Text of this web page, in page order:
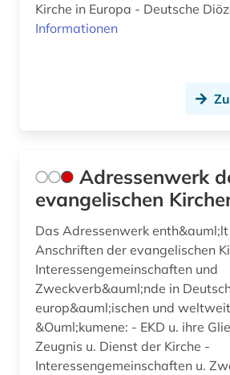
erlebnisberichte (1)
erwachsenenkatechismus (1)
erzbischof (1)
erzdiözese salzburg (1)
erziehungswissenschaft (1)
Kirche in Europa - Deutsche
Informationen
Adressenwerk
evangelischen
Das Adressenwerk
Anschriften der evangelischen
Interessengemeinschaften und
Zweckverb&auml;nde in
europ&auml;ischen und
&Ouml;kumene: - EKD u. ihre
Zeugnis u. Dienst der Kirche -
Interessengemeinschaften u.